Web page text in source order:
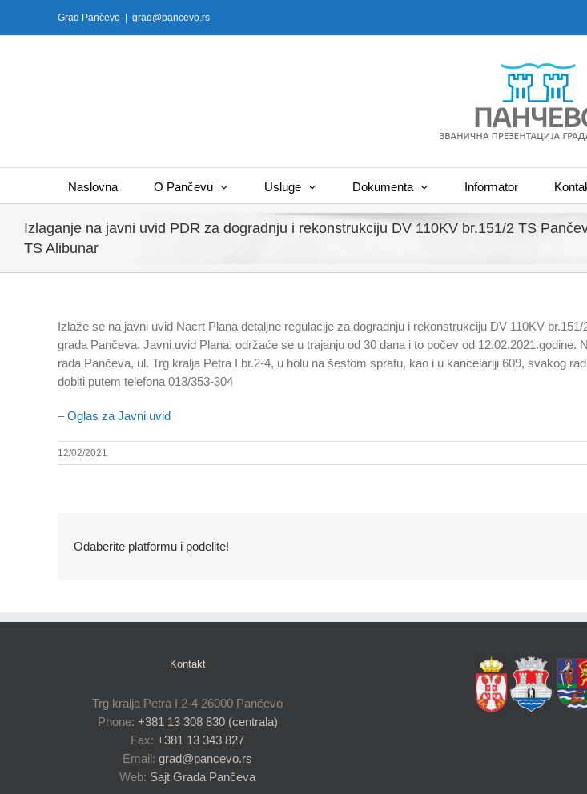
Grad Pančevo grad@pancevo.rs
Naslovna O Pančevu Usluge Dokumenta Informator
Izlaganje na javni uvid PDR za dogradnju i rekonstrukciju DV 110KV br.151/2 TS
TS Alibunar
Izlaže se na javni uvid Nacrt Plana detaljne regulacije za dogradnju i rekonstrukciju DV 110KV
grada Pančeva. Javni uvid Plana, održaće se u trajanju od 30 dana i to počev od
rada Pančeva, ul. Trg kralja Petra I br.2-4, u holu na šestom spratu, kao i u kancelariji 609, svakog
dobiti putem telefona 013/353-304
–Oglas za Javni uvid
12/02/2021
Odaberite platformu i podelite!
Kontakt
Trg kralja Petra I 2-4 26000 Pančevo
Phone: +381 13 308 830 (centrala)
Fax: +381 13 343 827
Email: grad@pancevo.rs
Web: Sajt Grada Pančeva